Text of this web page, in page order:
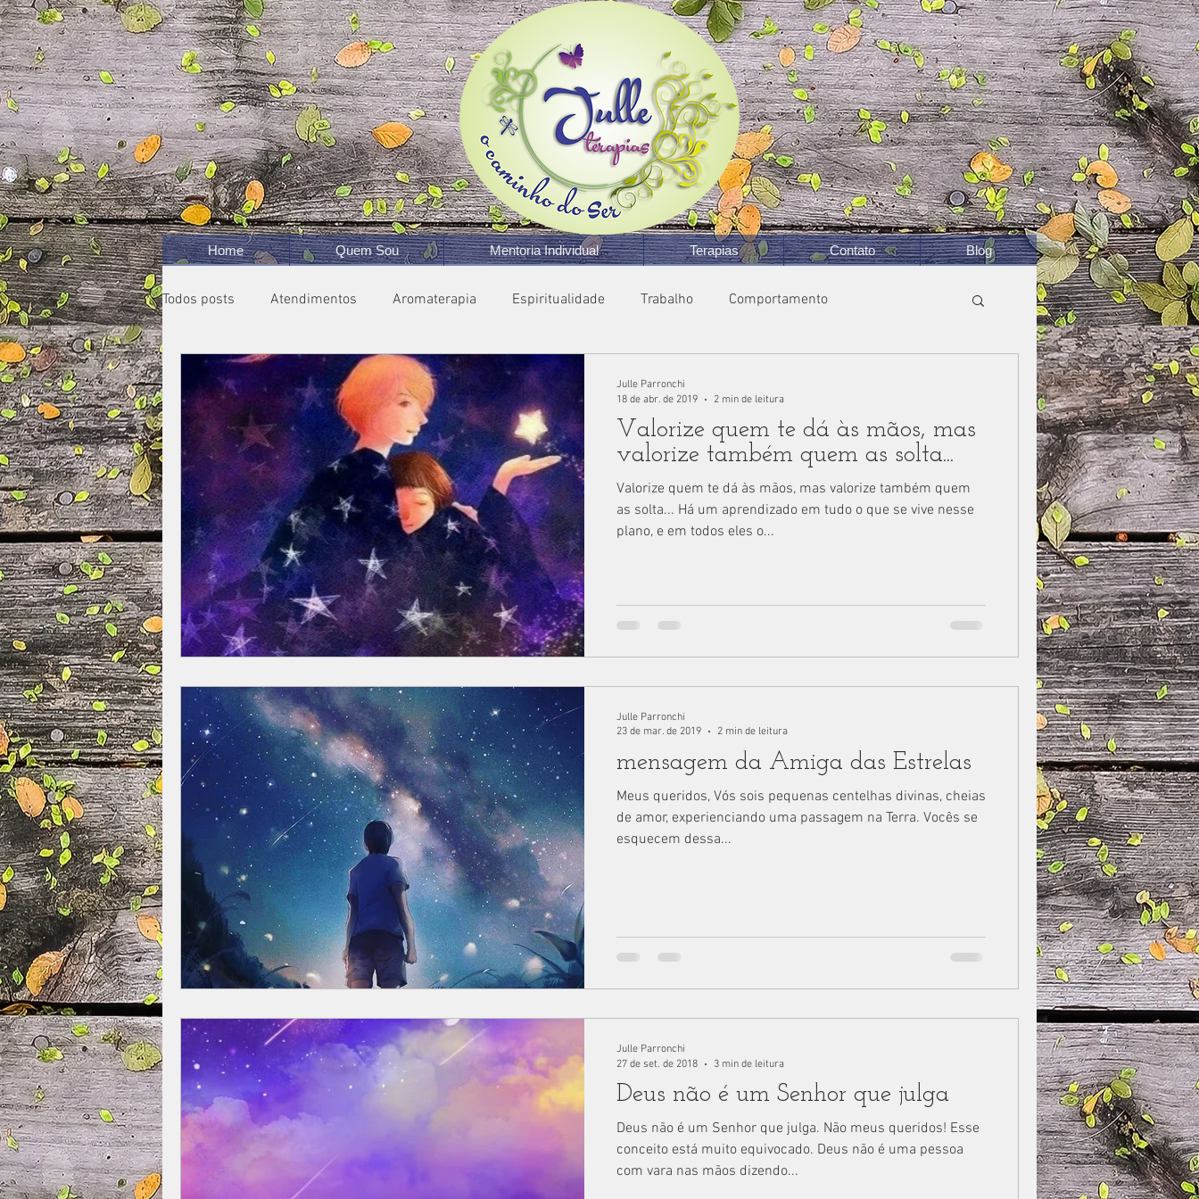
Todos posts Atendimentos Aromaterapia Espiritualidade Trabalho Comportamento
Valorize quem te dá às mãos, mas
valorize também quem as solta...
Valorize quem te dá às mãos, mas valorize também quem
as solta... Há um aprendizado em tudo o que se vive nesse
plano, e em todos eles o...
Julle Parronchi
18 de abr. de 2019
2 min de leitura
mensagem da Amiga das Estrelas
Meus queridos, Vós sois pequenas centelhas divinas, cheias
de amor, experienciando uma passagem na Terra. Vocês se
esquecem dessa...
Julle Parronchi
23 de mar. de 2019
2 min de leitura
Deus não é um Senhor que julga
Deus não é um Senhor que julga. Não meus queridos! Esse
conceito está muito equivocado. Deus não é uma pessoa
com vara nas mãos dizendo...
Julle Parronchi
27 de set. de 2018
3 min de leitura
Home Quem Sou Mentoria Individual Terapias Contato Blog